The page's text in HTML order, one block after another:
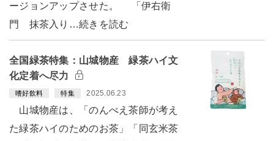
ージョンアップさせた。 「伊右衛
門 抹茶入り…続きを読む
全国緑茶特集：山城物産 緑茶ハイ文
化定着へ尽力
嗜好飲料 特集 2025.06.23
山城物産は、「のんべえ茶師が考え
た緑茶ハイのためのお茶」「同玄米茶